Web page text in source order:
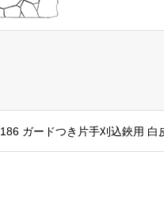
ガードつき片手刈込鋏用 白